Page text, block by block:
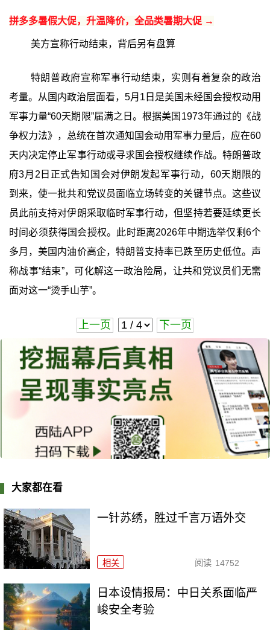
拼多多暑假大促，升温降价，全品类暑期大促 →
美方宣称行动结束，背后另有盘算
特朗普政府宣称军事行动结束，实则有着复杂的政治
考量。从国内政治层面看，5月1日是美国未经国会授权动用
军事力量“60天期限”届满之日。根据美国1973年通过的《战
争权力法》，总统在首次通知国会动用军事力量后，应在60
天内决定停止军事行动或寻求国会授权继续作战。特朗普政
府3月2日正式告知国会对伊朗发起军事行动，60天期限的
到来，使一批共和党议员面临立场转变的关键节点。这些议
员此前支持对伊朗采取临时军事行动，但坚持若要延续更长
时间必须获得国会授权。此时距离2026年中期选举仅剩6个
多月，美国内油价高企，特朗普支持率已跌至历史低位。声
称战事“结束”，可化解这一政治险局，让共和党议员们无需
面对这一“烫手山芋”。
上一页 下一页
大家都在看
一针苏绣，胜过千言万语外交
相关 阅读 14752
日本设情报局：中日关系面临严
峻安全考验